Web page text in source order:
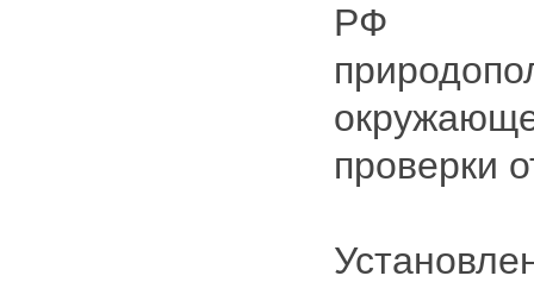
РФ
проверки